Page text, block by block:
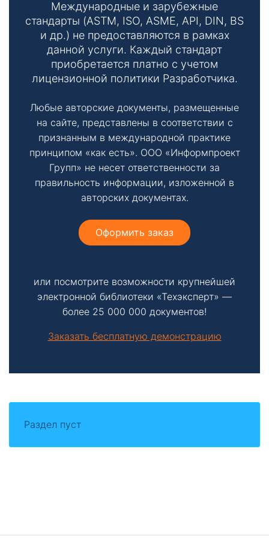
Международные и зарубежные
стандарты (ASTM, ISO, ASME, API, DIN, BS
и др.) не предоставляются в рамках
данной услуги. Каждый стандарт
приобретается платно с учетом
лицензионной политики Разработчика.
Любые авторские документы, размещенные
на сайте, представлены в соответствии с
признанным в международной практике
принципом «как есть». ООО «Информпроект
Групп» не несет ответственности за
правильность информации, изложенной в
авторских документах.
Оформить заказ
или посмотрите возможности крупнейшей
электронной библиотеки «Техэксперт» —
более 25 000 000 документов!
Заказать бесплатную демонстрацию
Раздел пуст
Необходимые
необязательны.
Они необходимы
функционирования